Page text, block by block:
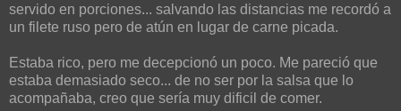
servido en porciones... salvando las distancias me recordó a
un filete ruso pero de atún en lugar de carne picada.
Estaba rico, pero me decepcionó un poco. Me pareció que
estaba demasiado seco... de no ser por la salsa que lo
acompañaba, creo que sería muy dificil de comer.